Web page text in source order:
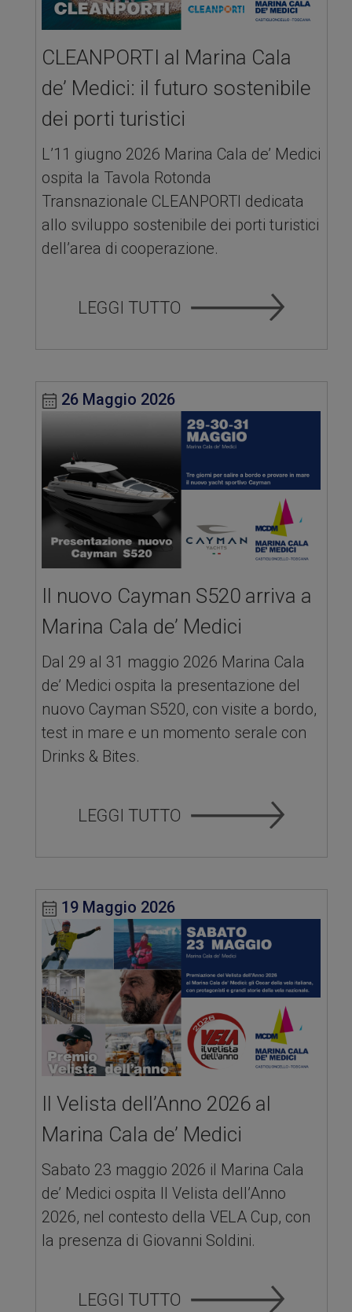
CLEANPORTI al Marina Cala
de’ Medici: il futuro sostenibile
dei porti turistici
L’11 giugno 2026 Marina Cala de’ Medici
ospita la Tavola Rotonda
Transnazionale CLEANPORTI dedicata
allo sviluppo sostenibile dei porti turistici
dell’area di cooperazione.
26 Maggio 2026
Il nuovo Cayman S520 arriva a
Marina Cala de’ Medici
Dal 29 al 31 maggio 2026 Marina Cala
de’ Medici ospita la presentazione del
nuovo Cayman S520, con visite a bordo,
test in mare e un momento serale con
Drinks & Bites.
19 Maggio 2026
Il Velista dell’Anno 2026 al
Marina Cala de’ Medici
Sabato 23 maggio 2026 il Marina Cala
de’ Medici ospita Il Velista dell’Anno
2026, nel contesto della VELA Cup, con
la presenza di Giovanni Soldini.